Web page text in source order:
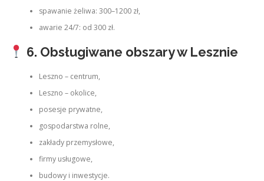
spawanie żeliwa: 300–1200 zł,
awarie 24/7: od 300 zł.
6. Obsługiwane obszary w Lesznie
Leszno – centrum,
Leszno – okolice,
posesje prywatne,
gospodarstwa rolne,
zakłady przemysłowe,
firmy usługowe,
budowy i inwestycje.